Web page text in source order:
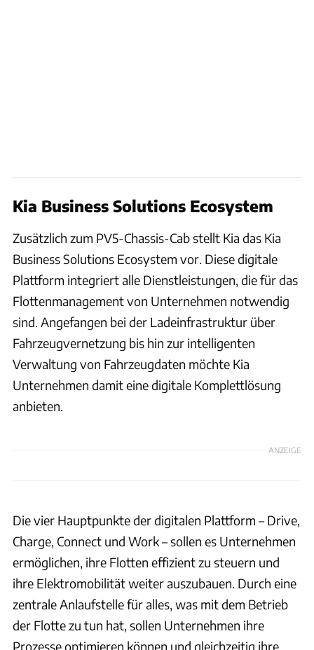
Kia Business Solutions Ecosystem
Zusätzlich zum PV5-Chassis-Cab stellt Kia das Kia
Business Solutions Ecosystem vor. Diese digitale
Plattform integriert alle Dienstleistungen, die für das
Flottenmanagement von Unternehmen notwendig
sind. Angefangen bei der Ladeinfrastruktur über
Fahrzeugvernetzung bis hin zur intelligenten
Verwaltung von Fahrzeugdaten möchte Kia
Unternehmen damit eine digitale Komplettlösung
anbieten.
ANZEIGE
Die vier Hauptpunkte der digitalen Plattform – Drive,
Charge, Connect und Work – sollen es Unternehmen
ermöglichen, ihre Flotten effizient zu steuern und
ihre Elektromobilität weiter auszubauen. Durch eine
zentrale Anlaufstelle für alles, was mit dem Betrieb
der Flotte zu tun hat, sollen Unternehmen ihre
Prozesse optimieren können und gleichzeitig ihre